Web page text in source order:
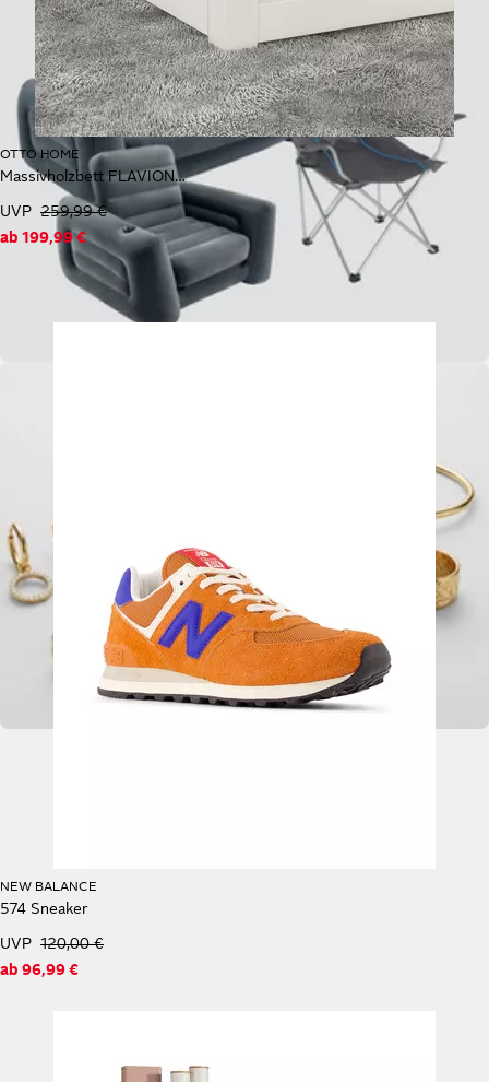
OTTO HOME
Massivholzbett FLAVION, Jugendbett, Stauraum, FSC® zertifizierte Kiefer
UVP 259,99 €
ab 199,99 €
NEW BALANCE
574 Sneaker
UVP 120,00 €
ab 96,99 €